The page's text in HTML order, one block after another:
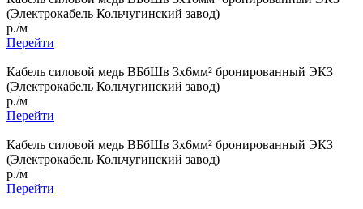
(Электрокабель Кольчугинский завод)
р./м
Перейти
Кабель силовой медь ВБбШв 3x6мм² бронированный ЭКЗ
(Электрокабель Кольчугинский завод)
р./м
Перейти
Кабель силовой медь ВБбШв 3x6мм² бронированный ЭКЗ
(Электрокабель Кольчугинский завод)
р./м
Перейти